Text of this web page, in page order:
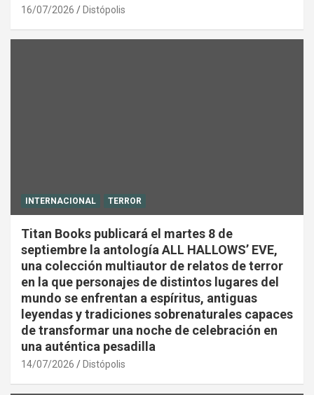
16/07/2026 Distópolis
INTERNACIONAL TERROR
Titan Books publicará el martes 8 de
septiembre la antología ALL HALLOWS’ EVE,
una colección multiautor de relatos de terror
en la que personajes de distintos lugares del
mundo se enfrentan a espíritus, antiguas
leyendas y tradiciones sobrenaturales capaces
de transformar una noche de celebración en
una auténtica pesadilla
14/07/2026 Distópolis